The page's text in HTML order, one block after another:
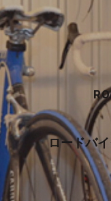
ロードバ